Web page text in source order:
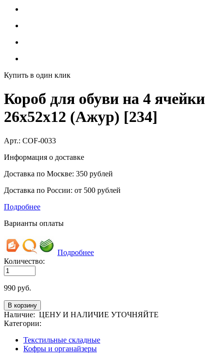
Купить в один клик
Короб для обуви на 4 ячейки
26х52х12 (Ажур) [234]
Арт.: COF-0033
Информация о доставке
Доставка по Москве: 350 рублей
Доставка по России: от 500 рублей
Подробнее
Варианты оплаты
Подробнее
Количество:
990 руб.
Наличие: ЦЕНУ И НАЛИЧИЕ УТОЧНЯЙТЕ
Категории:
Текстильные складные
Кофры и органайзеры